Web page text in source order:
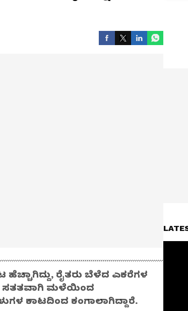
ರೈತರು ಬೆಳೆದ ಎಕರೆಗಳ
ಸತತವಾಗಿ ಮಳೆಯಿಂದ
ಕಾಟದಿಂದ ಕಂಗಾಲಾಗಿದ್ದಾರೆ.